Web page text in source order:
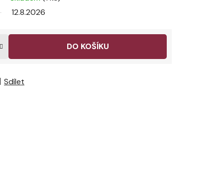
12.8.2026
DO KOŠÍKU
Sdílet